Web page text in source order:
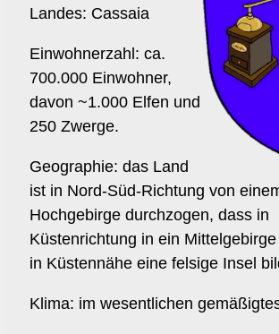
Währung
Landes: Cassaia
Einwohnerzahl: ca.
700.000 Einwohner,
davon ~1.000 Elfen und
250 Zwerge.
Geographie: das Land
ist in Nord-Süd-Richtung von
Hochgebirge durchzogen, dass in
Küstenrichtung in ein
in Küstennähe eine felsige Insel
Klima: im wesentlichen